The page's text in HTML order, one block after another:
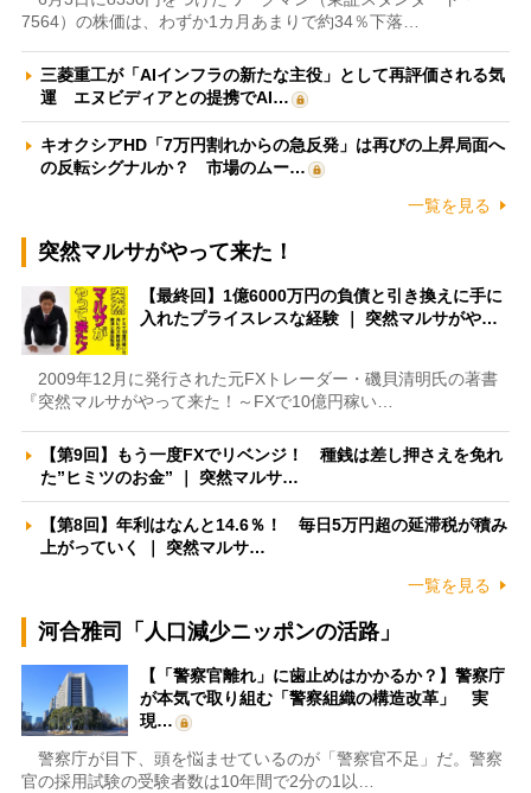
7564）の株価は、わずか1カ月あまりで約34％下落…
三菱重工が「AIインフラの新たな主役」として再評価される気
運 エヌビディアとの提携でAI…
キオクシアHD「7万円割れからの急反発」は再びの上昇局面へ
の反転シグナルか？ 市場のムー…
一覧を見る
突然マルサがやって来た！
【最終回】1億6000万円の負債と引き換えに手に
入れたプライスレスな経験 ｜ 突然マルサがや…
2009年12月に発行された元FXトレーダー・磯貝清明氏の著書
『突然マルサがやって来た！～FXで10億円稼い…
【第9回】もう一度FXでリベンジ！ 種銭は差し押さえを免れ
た”ヒミツのお金” ｜ 突然マルサ…
【第8回】年利はなんと14.6％！ 毎日5万円超の延滞税が積み
上がっていく ｜ 突然マルサ…
一覧を見る
河合雅司「人口減少ニッポンの活路」
【「警察官離れ」に歯止めはかかるか？】警察庁
が本気で取り組む「警察組織の構造改革」 実
現…
警察庁が目下、頭を悩ませているのが「警察官不足」だ。警察
官の採用試験の受験者数は10年間で2分の1以…